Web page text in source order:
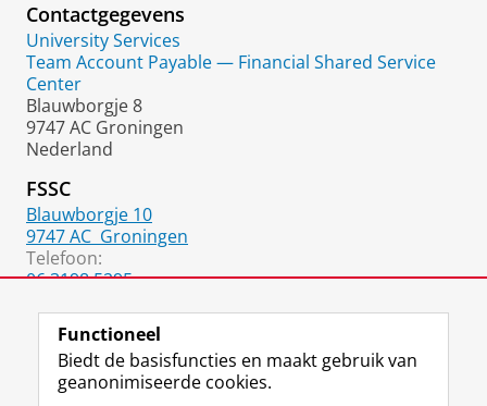
Contactgegevens
University Services
Team Account Payable — Financial Shared Service
Center
Blauwborgje 8
9747 AC Groningen
Nederland
FSSC
Blauwborgje 10
9747 AC Groningen
Telefoon:
06 3198 5295
Functioneel
Biedt de basisfuncties en maakt gebruik van
geanonimiseerde cookies.